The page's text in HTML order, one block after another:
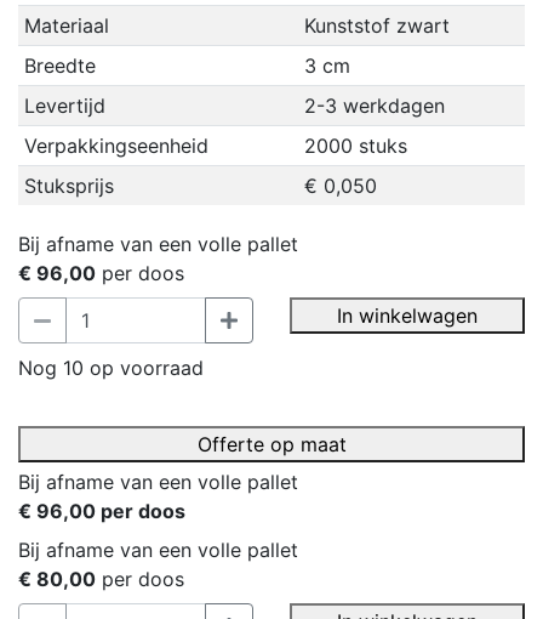
Materiaal
Kunststof zwart
Breedte
3 cm
Levertijd
2-3 werkdagen
Verpakkingseenheid
2000 stuks
Stuksprijs
€ 0,050
Bij afname van een volle pallet
€ 96,00 per doos
Nog 10 op voorraad
In winkelwagen
Offerte op maat
Bij afname van een volle pallet
€ 96,00 per doos
Bij afname van een volle pallet
€ 80,00 per doos